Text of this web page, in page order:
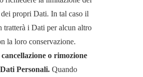
dei propri Dati. In tal caso il
tratterà i Dati per alcun altro
la loro conservazione.
o rimozione
Personali. Quando